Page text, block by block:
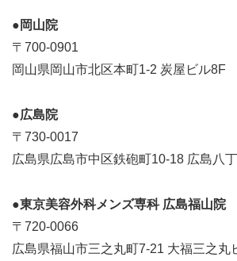
●岡山院
〒700-0901
岡山県岡山市北区本町1-2 炭屋ビル8F
●広島院
〒730-0017
広島県広島市中区鉄砲町10-18 広島八
●東京美容外科メンズ専科 広島福山院
〒720-0066
広島県福山市三之丸町7-21 大福三之丸